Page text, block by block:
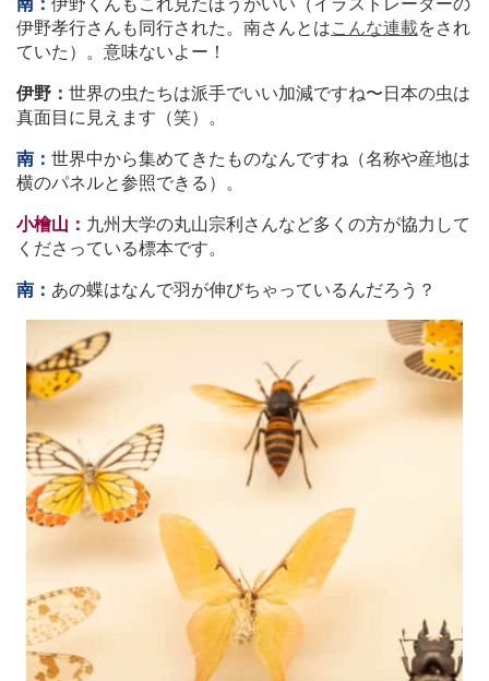
南： 伊野くんもこれ見たほうがいい（イラストレーターの
伊野孝行さんも同行された。南さんとはこんな連載をされ
ていた）。意味ないよー！
伊野： 世界の虫たちは派手でいい加減ですね〜日本の虫は
真面目に見えます（笑）。
南： 世界中から集めてきたものなんですね（名称や産地は
横のパネルと参照できる）。
小檜山： 九州大学の丸山宗利さんなど多くの方が協力して
くださっている標本です。
南： あの蝶はなんで羽が伸びちゃっているんだろう？